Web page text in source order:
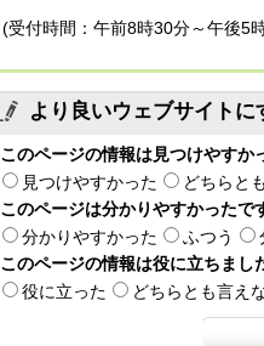
(受付時間：午前8時30分～午後5
より良いウェブサイト
このページの情報は見つけやすか
見つけやすかった
どちらと
このページは分かりやすかったで
分かりやすかった
ふつう
このページの情報は役に立ちまし
役に立った
どちらとも言え